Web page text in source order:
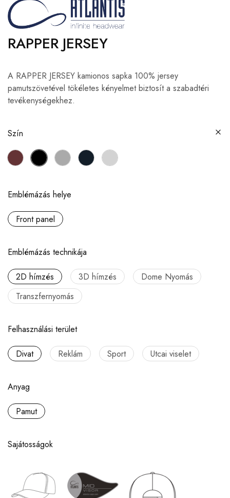
RAPPER JERSEY
A RAPPER JERSEY kamionos sapka 100% jersey
pamutszövetével tökéletes kényelmet biztosít a szabadtéri
tevékenységekhez.
Szín
Emblémázás helye
Front panel
Emblémázás technikája
2D hímzés 3D hímzés
Dome Nyomás
Transzfernyomás
Felhasználási terület
Divat Reklám Sport Utcai viselet
Anyag
Pamut
Sajátosságok